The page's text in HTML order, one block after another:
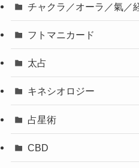
チャクラ／オーラ／氣／
フトマニカード
太占
キネシオロジー
占星術
CBD